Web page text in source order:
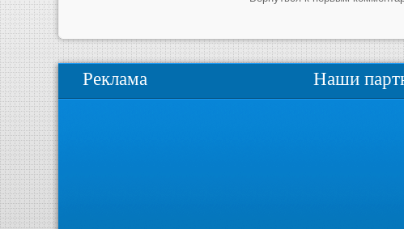
Реклама Наши